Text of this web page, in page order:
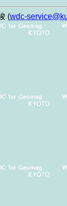
(wdc-